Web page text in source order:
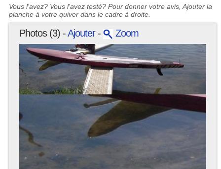
Vous l'avez? Vous l'avez testé? Pour donner votre avis, Ajouter la
planche à votre quiver dans le cadre à droite.
Photos (3) -Ajouter- Zoom